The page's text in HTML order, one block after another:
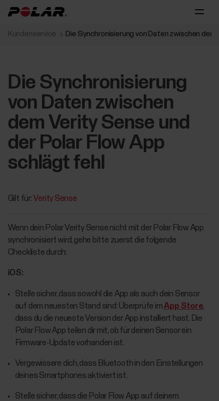
Kundenservice Die Synchronisierung von Daten zwischen
Die Synchronisierung
von Daten zwischen
dem Verity Sense und
der Polar Flow App
schlägt fehl
Gilt für: Verity Sense
Wenn dein Polar Verity Sense nicht mit der Polar Flow App
synchronisiert wird, gehe bitte zuerst die folgende
Checkliste durch:
iOS:
Stelle sicher, dass sowohl die App als auch dein Sensor
auf dem neuesten Stand sind: Überprüfe imApp Store,
dass du die neueste Version der App installiert hast. Die
Polar Flow App teilen dir mit, ob für deinen Sensor ein
Firmware-Update vorhanden ist.
Vergewissere dich, dass Bluetooth in den Einstellungen
deines Smartphones aktiviert ist.
Stelle sicher, dass die Polar Flow App auf deinem